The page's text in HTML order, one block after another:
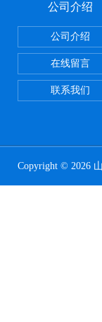
公司介绍
公司介绍
在线留言
联系我们
Copyright © 2026